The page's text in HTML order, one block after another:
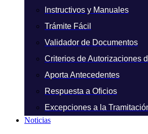
Instructivos y Manuales
Trámite Fácil
Validador de Documentos
Criterios de Autorizaciones
Aporta Antecedentes
Respuesta a Oficios
Excepciones a la
Noticias